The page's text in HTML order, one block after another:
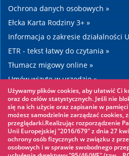
Ochrona danych osobowych »
Ełcka Karta Rodziny 3+ »
Informacja o zakresie działalności
ETR - tekst łatwy do czytania »
Tłumacz migowy online »
Umów wizytę w urzędzie »
Drogi »
Warto zobaczyć
Park linowy »
Używamy plików cookies, aby ułatwić Ci
oraz do celów statystycznych. Jeśli nie
się na ich użycie oraz zapisanie w
możesz samodzielnie zarządzać cookies,
przeglądarki.Realizując rozporządzenie
Unii Europejskiej "2016/679" z dnia 27
ochrony osób fizycznych w związku z
osobowych i w sprawie swobodnego